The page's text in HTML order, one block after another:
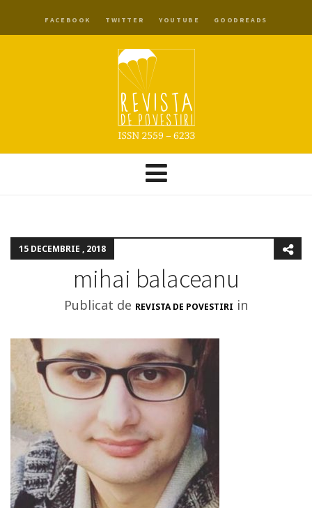
FACEBOOK TWITTER YOUTUBE GOODREADS
15 DECEMBRIE , 2018
mihai balaceanu
Publicat de REVISTA DE POVESTIRI in